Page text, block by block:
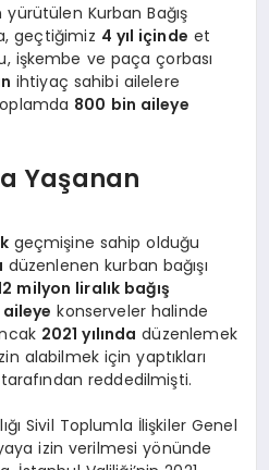
Kurban Bağış
geçtiğimiz 4 yıl içinde et
işkembe ve paça çorbası
ihtiyaç sahibi ailelere
800 bin aileye
Yaşanan
geçmişine sahip olduğu
düzenlenen kurban bağışı
milyon liralık bağış
aileye konserveler halinde
2021 yılında düzenlemek
alabilmek için yaptıkları
reddedilmişti.
Sivil Toplumla İlişkiler Genel
izin verilmesi yönünde